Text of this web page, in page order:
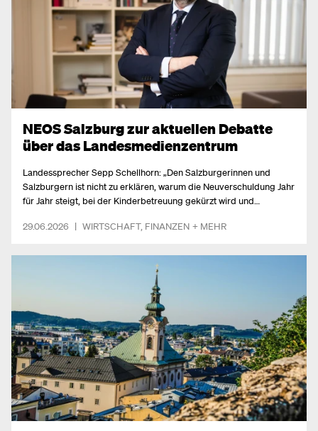
NEOS Salzburg zur aktuellen Debatte
über das Landesmedienzentrum
Landessprecher Sepp Schellhorn: „Den Salzburgerinnen und
Salzburgern ist nicht zu erklären, warum die Neuverschuldung Jahr
für Jahr steigt, bei der Kinderbetreuung gekürzt wird und
bleiben.“
29.06.2026 | WIRTSCHAFT, FINANZEN + MEHR